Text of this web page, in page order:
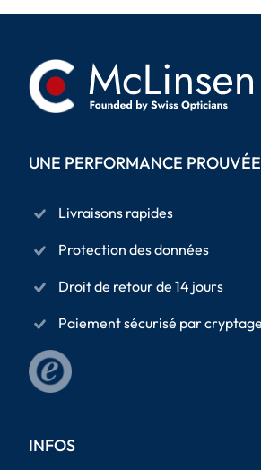
UNE PERFORMANCE PROUVÉE
Livraisons rapides
Protection des données
Droit de retour de 14 jours
Paiement sécurisé par
INFOS